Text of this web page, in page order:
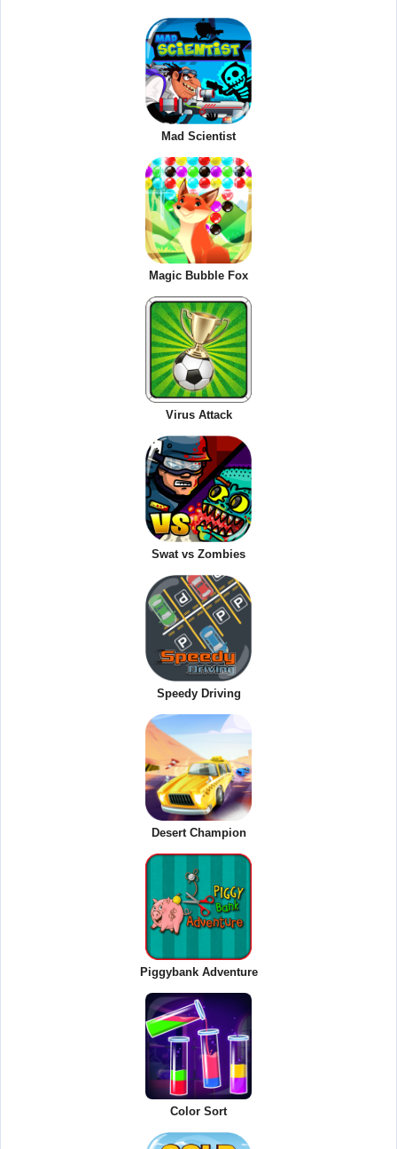
Mad Scientist
Magic Bubble Fox
Virus Attack
Swat vs Zombies
Speedy Driving
Desert Champion
Piggybank Adventure
Color Sort